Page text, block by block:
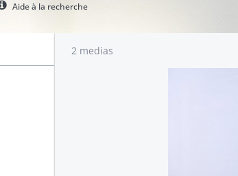
Aide à la recherche
2 medias